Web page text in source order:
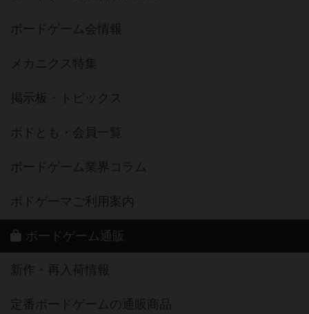
ボードゲーム会情報
メカニクス特集
掲示板・トピックス
ボドとも・会員一覧
ボードゲーム業界コラム
ボドゲーマご利用案内
ボードゲーム通販
新作・再入荷情報
定番ボードゲームの通販商品